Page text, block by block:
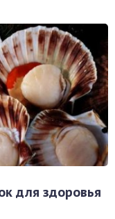
для здоровья